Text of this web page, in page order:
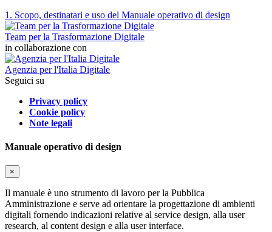
1. Scopo, destinatari e uso del Manuale operativo di design
Team per la Trasformazione Digitale
in collaborazione con
Agenzia per l'Italia Digitale
Seguici su
Privacy policy
Cookie policy
Note legali
Manuale operativo di design
×
Il manuale è uno strumento di lavoro per la Pubblica
Amministrazione e serve ad orientare la progettazione di ambienti
digitali fornendo indicazioni relative al service design, alla user
research, al content design e alla user interface.